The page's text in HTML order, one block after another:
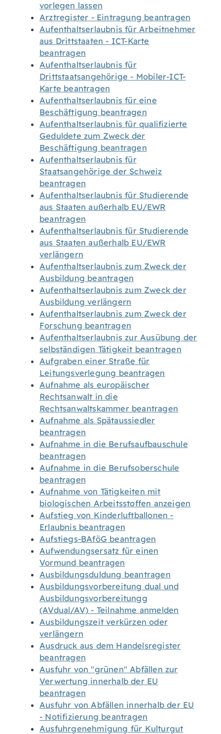
vorlegen lassen
Arztregister - Eintragung beantragen
Aufenthaltserlaubnis für Arbeitnehmer
aus Drittstaaten - ICT-Karte
beantragen
Aufenthaltserlaubnis für
Drittstaatsangehörige - Mobiler-ICT-
Karte beantragen
Aufenthaltserlaubnis für eine
Beschäftigung beantragen
Aufenthaltserlaubnis für qualifizierte
Geduldete zum Zweck der
Beschäftigung beantragen
Aufenthaltserlaubnis für
Staatsangehörige der Schweiz
beantragen
Aufenthaltserlaubnis für Studierende
aus Staaten außerhalb EU/EWR
beantragen
Aufenthaltserlaubnis für Studierende
aus Staaten außerhalb EU/EWR
verlängern
Aufenthaltserlaubnis zum Zweck der
Ausbildung beantragen
Aufenthaltserlaubnis zum Zweck der
Ausbildung verlängern
Aufenthaltserlaubnis zum Zweck der
Forschung beantragen
Aufenthaltserlaubnis zur Ausübung der
selbständigen Tätigkeit beantragen
Aufgraben einer Straße für
Leitungsverlegung beantragen
Aufnahme als europäischer
Rechtsanwalt in die
Rechtsanwaltskammer beantragen
Aufnahme als Spätaussiedler
beantragen
Aufnahme in die Berufsaufbauschule
beantragen
Aufnahme in die Berufsoberschule
beantragen
Aufnahme von Tätigkeiten mit
biologischen Arbeitsstoffen anzeigen
Aufstieg von Kinderluftballonen -
Erlaubnis beantragen
Aufstiegs-BAföG beantragen
Aufwendungsersatz für einen
Vormund beantragen
Ausbildungsduldung beantragen
Ausbildungsvorbereitung dual und
Ausbildungsvorbereitungg
(AVdual/AV) - Teilnahme anmelden
Ausbildungszeit verkürzen oder
verlängern
Ausdruck aus dem Handelsregister
beantragen
Ausfuhr von "grünen" Abfällen zur
Verwertung innerhalb der EU
beantragen
Ausfuhr von Abfällen innerhalb der EU
- Notifizierung beantragen
Ausfuhrgenehmigung für Kulturgut